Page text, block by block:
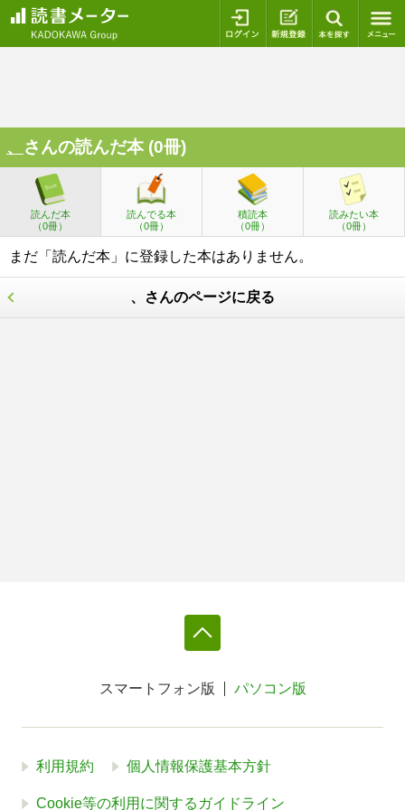
ログイン 新規登録
、 さんの読んだ本 (0冊)
読んだ本
（0冊）
読んでる本
（0冊）
積読本
（0冊）
読みたい本
（0冊）
まだ「読んだ本」に登録した本はありません。
、さんのページに戻る
スマートフォン版 パソコン版
利用規約 個人情報保護基本方針
Cookie等の利用に関するガイドライン